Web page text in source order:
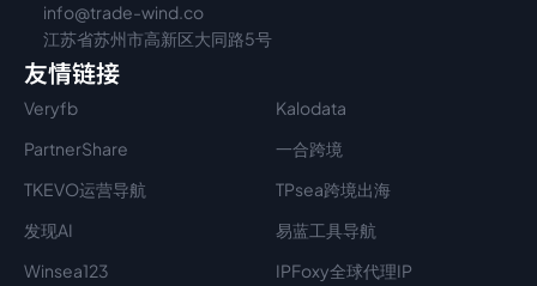
info@trade-wind.co
江苏省苏州市高新区大同路5号
友情链接
Veryfb
Kalodata
PartnerShare
一合跨境
TKEVO运营导航
TPsea跨境出海
发现AI
易蓝工具导航
Winsea123
IPFoxy全球代理IP